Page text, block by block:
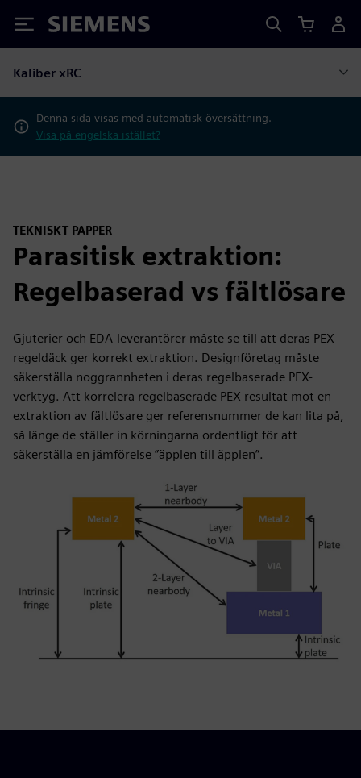
Siemens
Kaliber xRC
Denna sida visas med automatisk översättning.
Visa på engelska istället?
TEKNISKT PAPPER
Parasitisk extraktion:
Regelbaserad vs fältlösare
Gjuterier och EDA-leverantörer måste se till att deras PEX-
regeldäck ger korrekt extraktion. Designföretag måste
säkerställa noggrannheten i deras regelbaserade PEX-
verktyg. Att korrelera regelbaserade PEX-resultat mot en
extraktion av fältlösare ger referensnummer de kan lita på,
så länge de ställer in körningarna ordentligt för att
säkerställa en jämförelse ”äpplen till äpplen”.